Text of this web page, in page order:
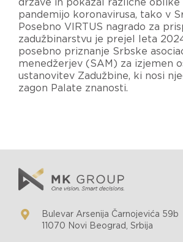
države in pokazal različne oblike
pandemijo koronavirusa, tako v
Posebno VIRTUS nagrado za
zadužbinarstvu je prejel leta
posebno priznanje Srbske
menedžerjev (SAM) za izjemen
ustanovitev Zadužbine, ki nosi
zagon Palate znanosti.
Bulevar Arsenija Čarnojevića 59b
11070 Novi Beograd, Srbija